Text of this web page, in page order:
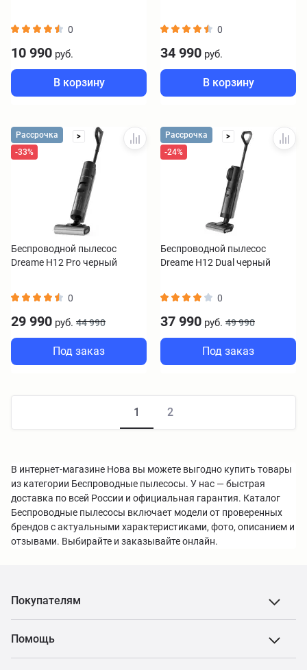
0
10 990 руб.
В корзину
0
34 990 руб.
В корзину
Рассрочка
>
-33%
Беспроводной пылесос
Dreame H12 Pro черный
0
29 990 руб. 44 990
Под заказ
Рассрочка
>
-24%
Беспроводной пылесос
Dreame H12 Dual черный
0
37 990 руб. 49 990
Под заказ
1 2
В интернет-магазине Нова вы можете выгодно купить товары
из категории Беспроводные пылесосы. У нас — быстрая
доставка по всей России и официальная гарантия. Каталог
Беспроводные пылесосы включает модели от проверенных
брендов с актуальными характеристиками, фото, описанием и
отзывами. Выбирайте и заказывайте онлайн.
Покупателям
Помощь